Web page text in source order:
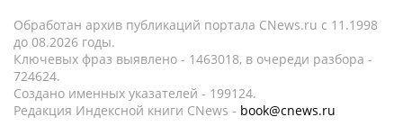
Обработан архив публикаций портала CNews.ru c 11.1998
до 08.2026 годы.
Ключевых фраз выявлено - 1463018, в очереди разбора -
724624.
Создано именных указателей - 199124.
Редакция Индексной книги CNews - book@cnews.ru